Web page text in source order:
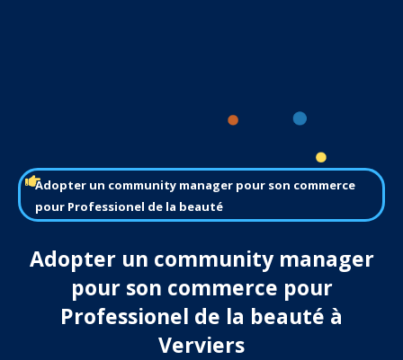
Adopter un community manager pour son commerce
pour Professionel de la beauté
Adopter un community manager
pour son commerce pour
Professionel de la beauté à
Verviers